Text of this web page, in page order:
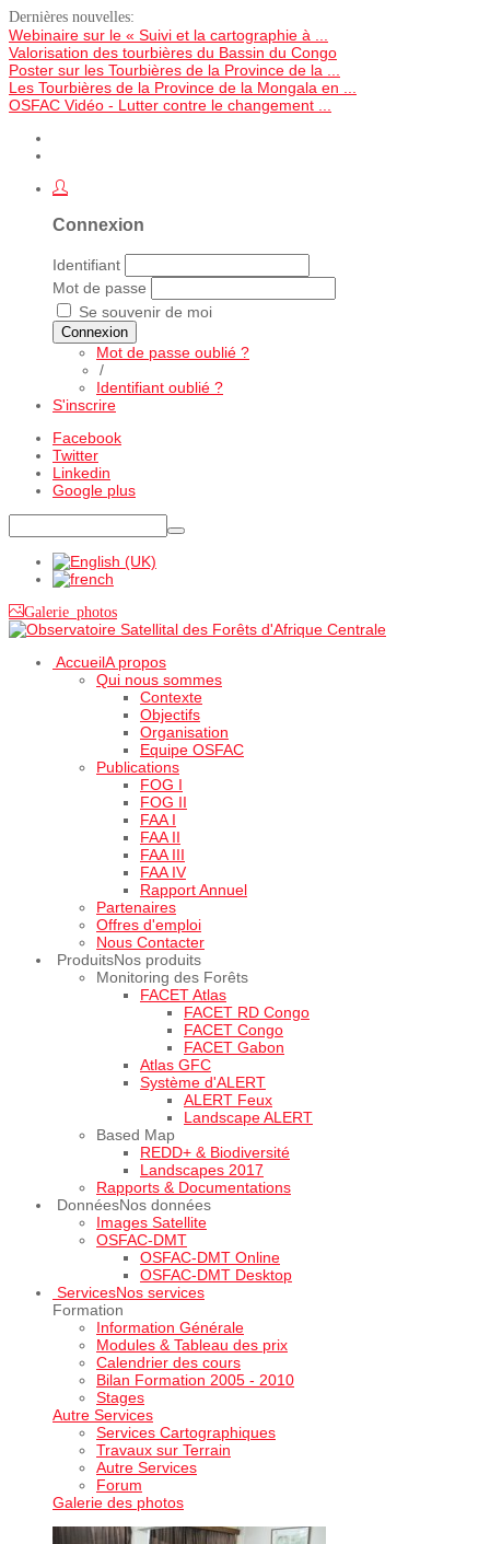
Dernières nouvelles:
Webinaire sur le « Suivi et la cartographie à ...
Valorisation des tourbières du Bassin du Congo
Poster sur les Tourbières de la Province de la ...
Les Tourbières de la Province de la Mongala en ...
OSFAC Vidéo - Lutter contre le changement ...
Connexion
Identifiant
Mot de passe
Se souvenir de moi
Connexion
Mot de passe oublié ?
/
Identifiant oublié ?
S'inscrire
Facebook
Twitter
Linkedin
Google plus
Galerie photos
AccueilA propos
Qui nous sommes
Contexte
Objectifs
Organisation
Equipe OSFAC
Publications
FOG I
FOG II
FAA I
FAA II
FAA III
FAA IV
Rapport Annuel
Partenaires
Offres d'emploi
Nous Contacter
ProduitsNos produits
Monitoring des Forêts
FACET Atlas
FACET RD Congo
FACET Congo
FACET Gabon
Atlas GFC
Système d'ALERT
ALERT Feux
Landscape ALERT
Based Map
REDD+ & Biodiversité
Landscapes 2017
Rapports & Documentations
DonnéesNos données
Images Satellite
OSFAC-DMT
OSFAC-DMT Online
OSFAC-DMT Desktop
ServicesNos services
Formation
Information Générale
Modules & Tableau des prix
Calendrier des cours
Bilan Formation 2005 - 2010
Stages
Autre Services
Services Cartographiques
Travaux sur Terrain
Autre Services
Forum
Galerie des photos